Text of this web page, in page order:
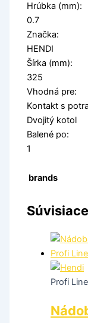
Hrúbka (mm):
0.7
Značka:
HENDI
Šírka (mm):
325
Vhodná pre:
Kontakt s
Dvojitý kotol
Balené po:
1
brands
Profi Line